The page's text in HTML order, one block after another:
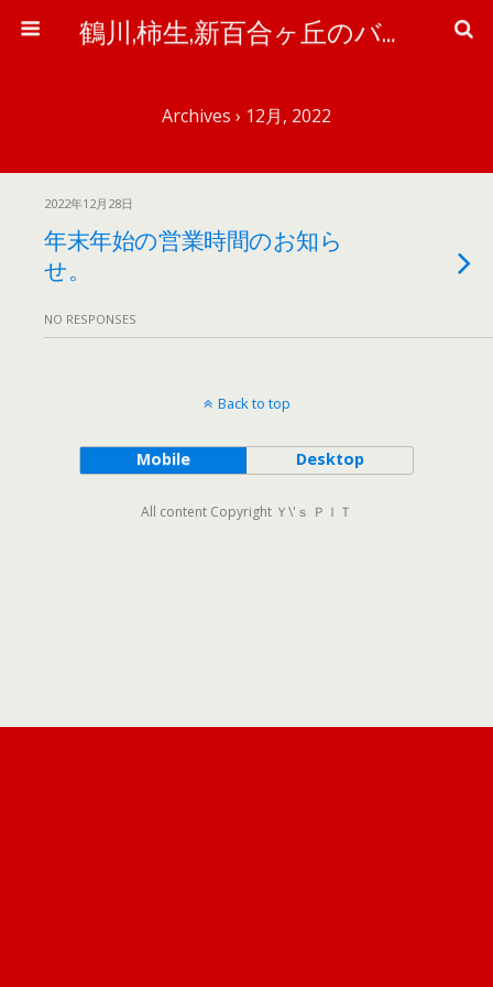
鶴川,柿生,新百合ヶ丘のバイク＆自転車屋さん「ワイズ・ピット」のブログ
Archives › 12月, 2022
2022年12月28日
年末年始の営業時間のお知ら
せ。
NO RESPONSES
Back to top
Mobile Desktop
All content Copyright Ｙ\'ｓ ＰＩＴ